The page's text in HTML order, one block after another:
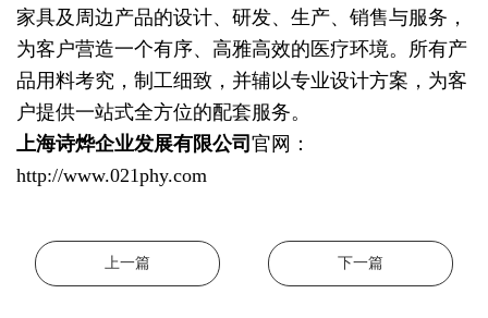
家具及周边产品的设计、研发、生产、销售与服务，
为客户营造一个有序、高雅高效的医疗环境。所有产
品用料考究，制工细致，并辅以专业设计方案，为客
户提供一站式全方位的配套服务。
上海诗烨企业发展有限公司 官网：
http://www.021phy.com
上一篇 下一篇